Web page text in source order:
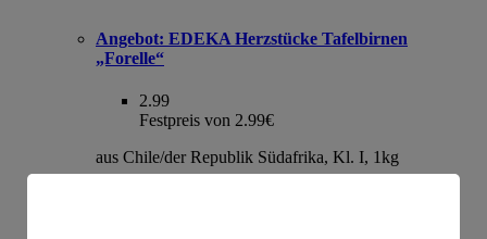
Angebot: EDEKA Herzstücke Tafelbirnen
„Forelle“
2.99
Festpreis von 2.99€
aus Chile/der Republik Südafrika, Kl. I, 1kg